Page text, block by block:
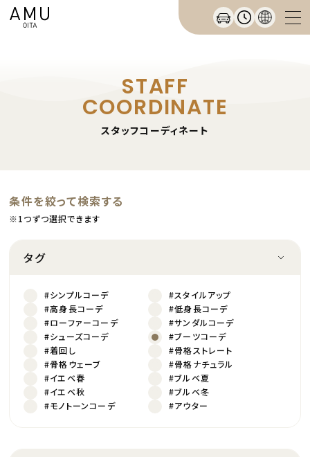
STAFF
COORDINATE
スタッフコーディネート
条件を絞って検索する
※1つずつ選択できます
タグ
#シンプルコーデ
#スタイルアップ
#高身長コーデ
#低身長コーデ
#ローファーコーデ
#サンダルコーデ
#シューズコーデ
#ブーツコーデ
#着回し
#骨格ストレート
#骨格ウェーブ
#骨格ナチュラル
#イエベ春
#ブルベ夏
#イエベ秋
#ブルベ冬
#モノトーンコーデ
#アウター